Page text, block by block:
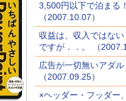
3,500円以下で泊まる
（2007.10.07）
収益は、収入ではな
ですが．．。 （
広告が一切無いアダル
（2007.09.25）
×ヘッダー・フッダー